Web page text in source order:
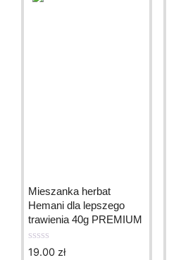
Mieszanka herbat
Hemani dla lepszego
trawienia 40g PREMIUM
019.00 zł